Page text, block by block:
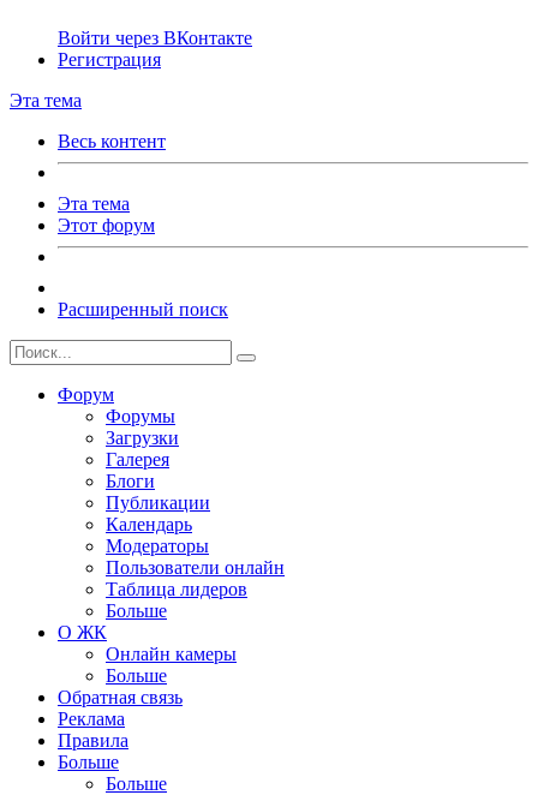
Войти через ВКонтакте
Регистрация
Эта тема
Весь контент
Эта тема
Этот форум
Расширенный поиск
Форум
Форумы
Загрузки
Галерея
Блоги
Публикации
Календарь
Модераторы
Пользователи онлайн
Таблица лидеров
Больше
О ЖК
Онлайн камеры
Больше
Обратная связь
Реклама
Правила
Больше
Больше